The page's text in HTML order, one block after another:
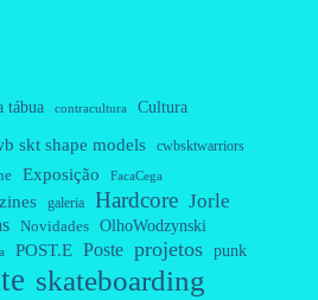
tábua contracultura Cultura
skt shape models cwbsktwarriors
Exposição FacaCega
galeria Hardcore Jorle
Novidades OlhoWodzynski
POST.E Poste projetos punk
skateboarding